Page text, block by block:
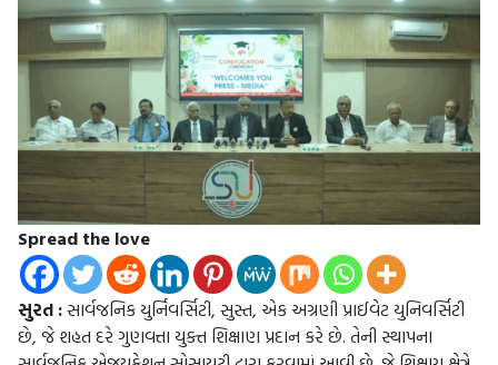
Spread the love
સુરત :સાર્વજનિક યુર્નિવર્સિટી, સુસ્ત, એક અગ્રણી પ્રાઈવેટ યુનિવર્સિટી
છે, જે શહત દરે ગુણવત્તા યુક્ત શિક્ષાણ પ્રદાન કરે છે. તેની સ્થાપના